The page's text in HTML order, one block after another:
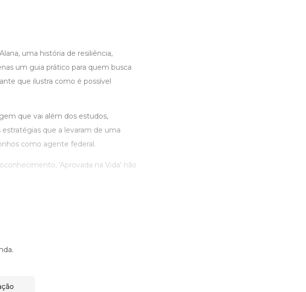
uma história de resiliência,
um guia prático para quem busca
que ilustra como é possível
que vai além dos estudos,
que a levaram de uma
como agente federal.
'Aprovada na Vida' não